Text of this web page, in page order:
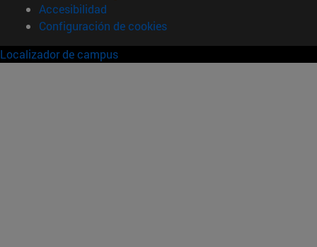
Accesibilidad
Configuración de cookies
Localizador de campus